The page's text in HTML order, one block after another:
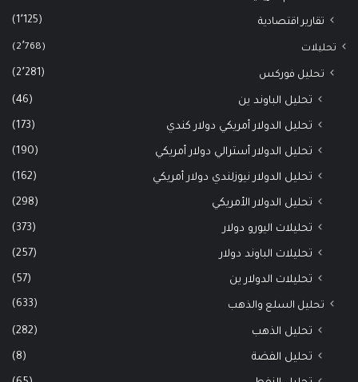
تقارير اقتصادية (1٬125)
تحليلات (2٬768)
تحليل فوركس (2٬281)
تحليل الباوند ين (46)
تحليل الدولار أمريكي دولار كندي (173)
تحليل الدولار أسترالي دولار أمريكي (190)
تحليل الدولار نيوزلندي دولار أمريكي (162)
تحليل الدولار الأمريكي (298)
تحليلات اليورو دولار (373)
تحليلات الباوند دولار (257)
تحليلات الدولار ين (57)
تحليل السلع والذهب (633)
تحليل الذهب (282)
تحليل الفضة (8)